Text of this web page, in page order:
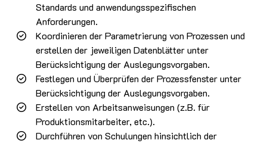
Standards und anwendungsspezifischen
Anforderungen.
Koordinieren der Parametrierung von Prozessen und
erstellen der jeweiligen Datenblätter unter
Berücksichtigung der Auslegungsvorgaben.
Festlegen und Überprüfen der Prozessfenster unter
Berücksichtigung der Auslegungsvorgaben.
Erstellen von Arbeitsanweisungen (z.B. für
Produktionsmitarbeiter, etc.).
Durchführen von Schulungen hinsichtlich der